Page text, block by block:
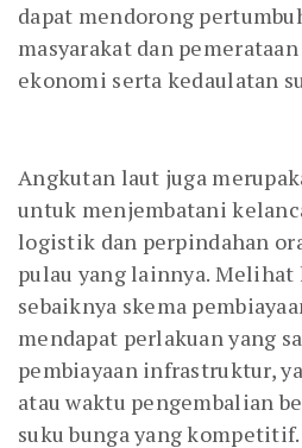
dapat mendorong
masyarakat dan
ekonomi serta kedaulatan
Angkutan laut juga
untuk menjembatani
logistik dan perpindahan
pulau yang lainnya. Melihat
sebaiknya skema
mendapat perlakuan yang
pembiayaan infrastruktur,
atau waktu pengembalian
suku bunga yang kompetitif.